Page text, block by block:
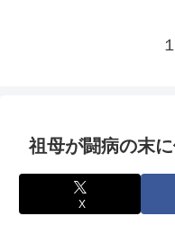
祖母が闘病の末
X